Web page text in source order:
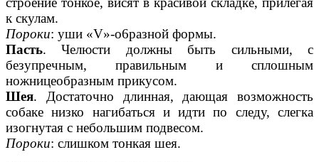
к скулам.
Пороки: уши «V»-o6разной формы.
Пасть. Челюсти должны быть сильными, с
безупречным, правильным и сплошным
ножницеобразным прикусом.
Шея. Достаточно длинная, дающая возможность
собаке низко нагибаться и идти по следу, слегка
изогнутая с небольшим подвесом.
Пороки: слишком тонкая шея.